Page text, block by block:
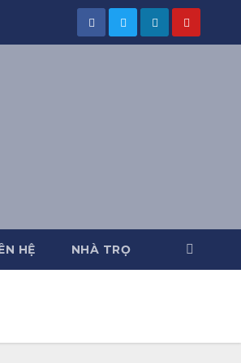
HỆ NHÀ TRỌ